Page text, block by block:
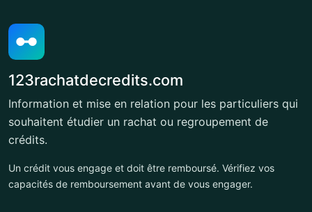
123rachatdecredits.com
Information et mise en relation pour les particuliers qui
souhaitent étudier un rachat ou regroupement de
crédits.
Un crédit vous engage et doit être remboursé. Vérifiez vos
capacités de remboursement avant de vous engager.